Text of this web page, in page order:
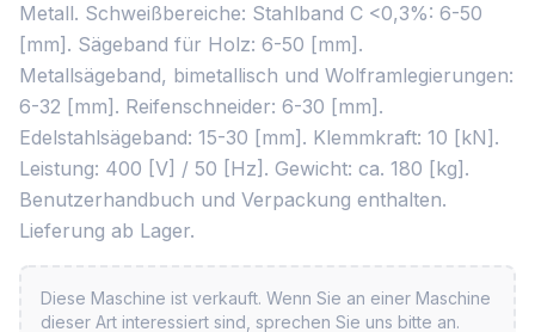
Metall. Schweißbereiche: Stahlband C <0,3%: 6-50
[mm]. Sägeband für Holz: 6-50 [mm].
Metallsägeband, bimetallisch und Wolframlegierungen:
6-32 [mm]. Reifenschneider: 6-30 [mm].
Edelstahlsägeband: 15-30 [mm]. Klemmkraft: 10 [kN].
Leistung: 400 [V] / 50 [Hz]. Gewicht: ca. 180 [kg].
Benutzerhandbuch und Verpackung enthalten.
Lieferung ab Lager.
Diese Maschine ist verkauft. Wenn Sie an einer Maschine
dieser Art interessiert sind, sprechen Sie uns bitte an.